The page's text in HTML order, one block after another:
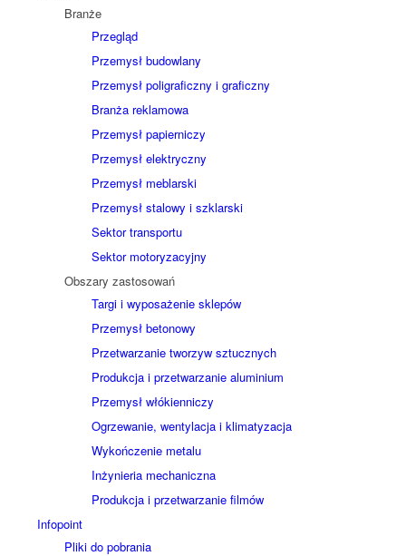
Branże
Przegląd
Przemysł budowlany
Przemysł poligraficzny i graficzny
Branża reklamowa
Przemysł papierniczy
Przemysł elektryczny
Przemysł meblarski
Przemysł stalowy i szklarski
Sektor transportu
Sektor motoryzacyjny
Obszary zastosowań
Targi i wyposażenie sklepów
Przemysł betonowy
Przetwarzanie tworzyw sztucznych
Produkcja i przetwarzanie aluminium
Przemysł włókienniczy
Ogrzewanie, wentylacja i klimatyzacja
Wykończenie metalu
Inżynieria mechaniczna
Produkcja i przetwarzanie filmów
Infopoint
Pliki do pobrania